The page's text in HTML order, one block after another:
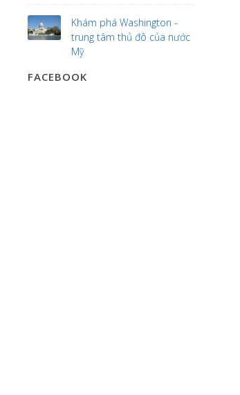
Khám phá Washington -
trung tâm thủ đô của nước
Mỹ
FACEBOOK